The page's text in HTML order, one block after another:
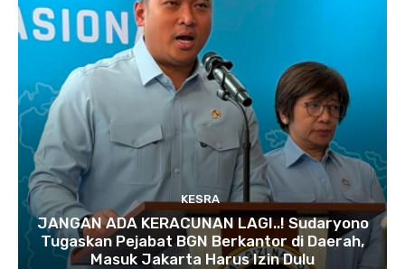
KESRA
JANGAN ADA KERACUNAN LAGI..! Sudaryono
Tugaskan Pejabat BGN Berkantor di Daerah,
Masuk Jakarta Harus Izin Dulu